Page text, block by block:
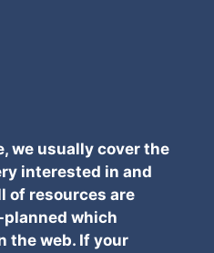
we usually cover the
interested in and
of resources are
which
the web. If your